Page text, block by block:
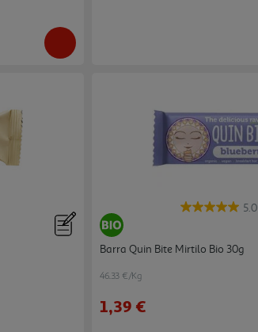
5.0
Barra Quin Bite Mirtilo Bio 30g
46.33 €/Kg
1,39 €